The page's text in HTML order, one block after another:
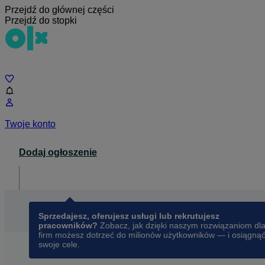
Przejdź do głównej części
Przejdź do stopki
Twoje konto
Dodaj ogłoszenie
Sprzedajesz, oferujesz usługi lub rekrutujesz
pracowników? Zobacz, jak dzięki naszym rozwiązaniom dla
firm możesz dotrzeć do milionów użytkowników — i osiągnąć
swoje cele.